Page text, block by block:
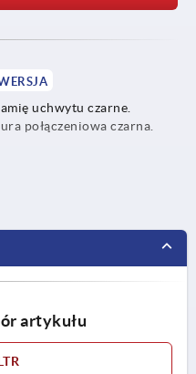
uchwytu czarne.
połączeniowa czarna.
artykułu